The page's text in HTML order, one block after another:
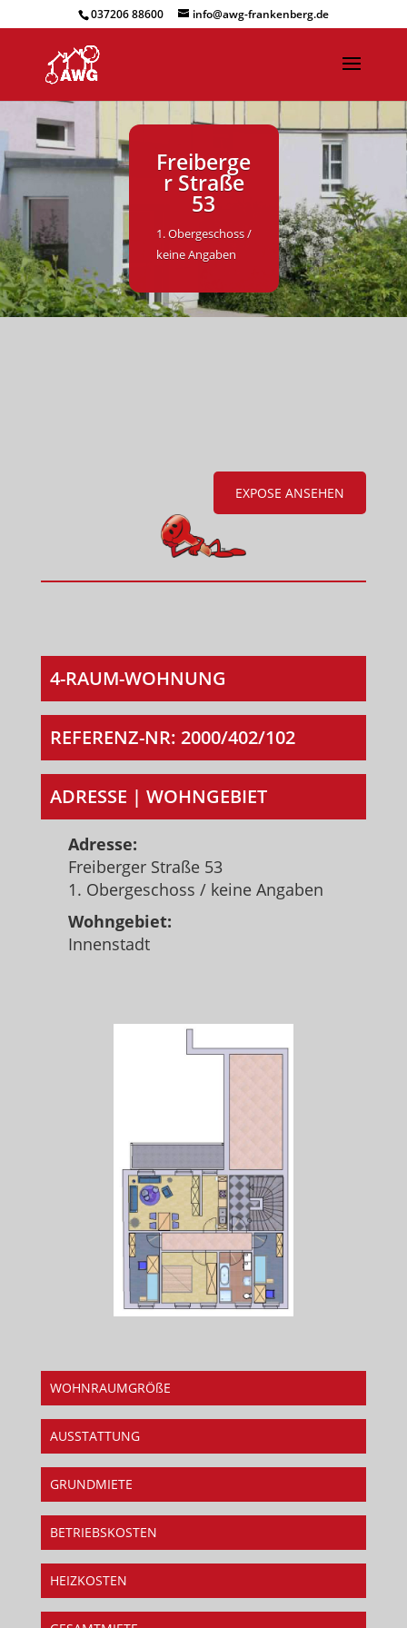
037206 88600 info@awg-frankenberg.de
Freiberge
r Straße
53
1. Obergeschoss /
keine Angaben
EXPOSE ANSEHEN
4-RAUM-WOHNUNG
REFERENZ-NR: 2000/402/102
ADRESSE | WOHNGEBIET
Adresse:
Freiberger Straße 53
1. Obergeschoss / keine Angaben
Wohngebiet:
Innenstadt
WOHNRAUMGRÖßE
AUSSTATTUNG
GRUNDMIETE
BETRIEBSKOSTEN
HEIZKOSTEN